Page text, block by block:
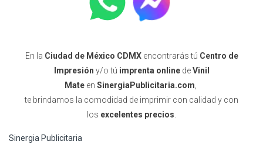
En la Ciudad de México CDMXencontrarás tú Centro de
Impresión y/o tú imprenta onlinedeVinil
Mate en SinergiaPublicitaria.com
te brindamos la comodidad de imprimir con calidad y con
los excelentes precios
Sinergia Publicitaria